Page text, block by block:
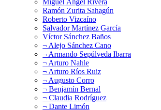
Ramón Zurita Sahagún
Roberto Vizcaíno
Salvador Martínez García
Víctor Sánchez Baños
¬ Alejo Sánchez Cano
¬ Armando Sepúlveda Ibarra
¬ Arturo Nahle
¬ Arturo Ríos Ruiz
¬ Augusto Corro
¬ Benjamín Bernal
¬ Claudia Rodríguez
¬ Dante Limón